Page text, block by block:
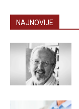
NAJNOVIJE